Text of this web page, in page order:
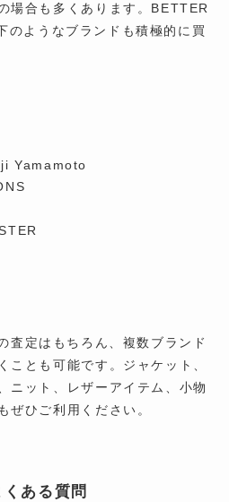
場合も多くあります。BETTER
のようなブランドも積極的に買
Yamamoto
定はもちろん、複数ブランド
ことも可能です。ジャケット、
ニット、レザーアイテム、小物
ぜひご利用ください。
ある質問